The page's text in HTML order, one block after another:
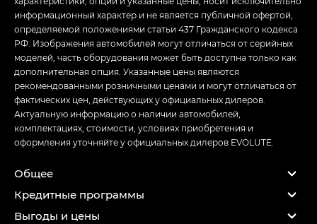
информационный характер и не является публичной офертой,
определяемой положениями статьи 437 Гражданского кодекса
РФ. Изображения автомобилей могут отличаться от серийных
моделей, часть оборудования может быть доступна только как
дополнительная опция. Указанные цены являются
рекомендованными розничными ценами и могут отличаться от
фактических цен, действующих у официальных дилеров.
Актуальную информацию о наличии автомобилей,
комплектациях, стоимости, условиях приобретения и
оформления уточняйте у официальных дилеров EVOLUTE.
Общее
Кредитные программы
Выгоды и цены